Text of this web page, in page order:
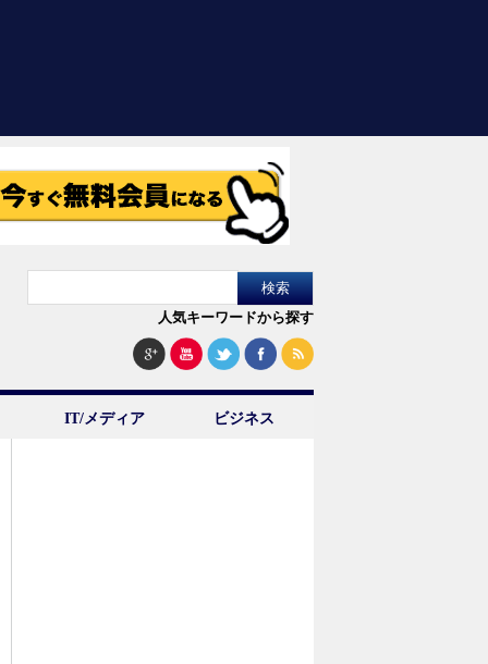
人気キーワードから探す
IT/メディア ビジネス